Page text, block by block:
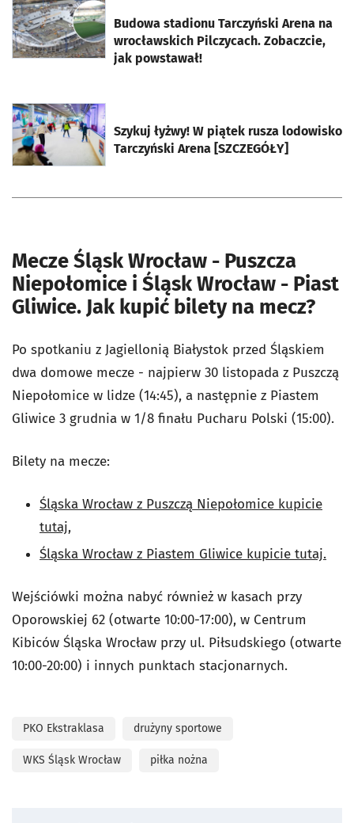
Budowa stadionu Tarczyński Arena na
wrocławskich Pilczycach. Zobaczcie,
jak powstawał!
otworzy się w nowej karcie
Szykuj łyżwy! W piątek rusza lodowisko
Tarczyński Arena [SZCZEGÓŁY]
otworzy się w nowej karcie
Mecze Śląsk Wrocław - Puszcza
Niepołomice i Śląsk Wrocław - Piast
Gliwice. Jak kupić bilety na mecz?
Po spotkaniu z Jagiellonią Białystok przed Śląskiem
dwa domowe mecze - najpierw 30 listopada z Puszczą
Niepołomice w lidze (14:45), a następnie z Piastem
Gliwice 3 grudnia w 1/8 finału Pucharu Polski (15:00).
Bilety na mecze:
Śląska Wrocław z Puszczą Niepołomice kupicie
tutaj,
Śląska Wrocław z Piastem Gliwice kupicie tutaj.
Wejściówki można nabyć również w kasach przy
Oporowskiej 62 (otwarte 10:00-17:00), w Centrum
Kibiców Śląska Wrocław przy ul. Piłsudskiego (otwarte
10:00-20:00) i innych punktach stacjonarnych.
PKO Ekstraklasa drużyny sportowe
WKS Śląsk Wrocław piłka nożna